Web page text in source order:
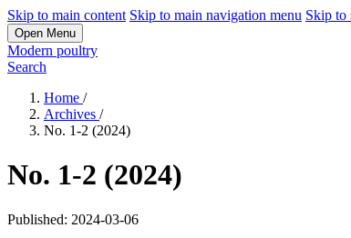
Skip to main content Skip to main navigation menu Skip to
Open Menu
Modern poultry
Search
Home /
Archives /
No. 1-2 (2024)
No. 1-2 (2024)
Published: 2024-03-06